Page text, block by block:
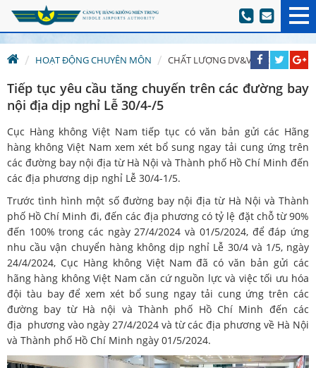
HOẠT ĐỘNG CHUYÊN MÔN CHẤT LƯỢNG DV&VTHK
Tiếp tục yêu cầu tăng chuyến trên các đường bay
nội địa dịp nghỉ Lễ 30/4-/5
Cục Hàng không Việt Nam tiếp tục có văn bản gửi các Hãng
hàng không Việt Nam xem xét bổ sung ngay tải cung ứng trên
các đường bay nội địa từ Hà Nội và Thành phố Hồ Chí Minh đến
các địa phương dịp nghỉ Lễ 30/4-1/5.
Trước tình hình một số đường bay nội địa từ Hà Nội và Thành
phố Hồ Chí Minh đi, đến các địa phương có tỷ lệ đặt chỗ từ 90%
đến 100% trong các ngày 27/4/2024 và 01/5/2024, để đáp ứng
nhu cầu vận chuyển hàng không dịp nghỉ Lễ 30/4 và 1/5, ngày
24/4/2024, Cục Hàng không Việt Nam đã có văn bản gửi các
hãng hàng không Việt Nam căn cứ nguồn lực và việc tối ưu hóa
đội tàu bay để xem xét bổ sung ngay tải cung ứng trên các
đường bay từ Hà nội và Thành phố Hồ Chí Minh đến các
địa phương vào ngày 27/4/2024 và từ các địa phương về Hà Nội
và Thành phố Hồ Chí Minh ngày 01/5/2024.